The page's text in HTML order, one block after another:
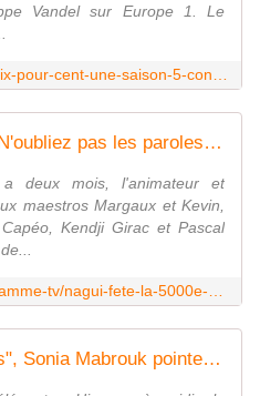
Vandel sur Europe 1. Le
Nagui fête la 5000e de "N'oubliez pas les paroles" : "Jamais je n'aurais pensé durer aussi longtemps"
deux mois, l'animateur et
maestros Margaux et Kevin,
Kendji Girac et Pascal
Désinvitée par "C à vous", Sonia Mabrouk pointe une "inélégance" et un "irrespect"